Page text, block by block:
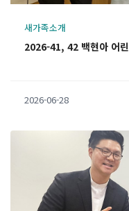
새가족소개
2026-41, 42 백현아 어
2026-06-28